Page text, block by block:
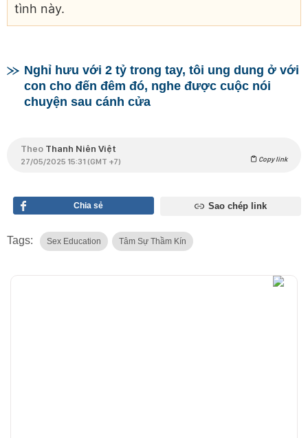
tình này.
Nghỉ hưu với 2 tỷ trong tay, tôi ung dung ở với
con cho đến đêm đó, nghe được cuộc nói
chuyện sau cánh cửa
Theo Thanh Niên Việt
27/05/2025 15:31 (GMT +7) Copy link
Chia sẻ Sao chép link
Tags: Sex Education Tâm Sự Thầm Kín